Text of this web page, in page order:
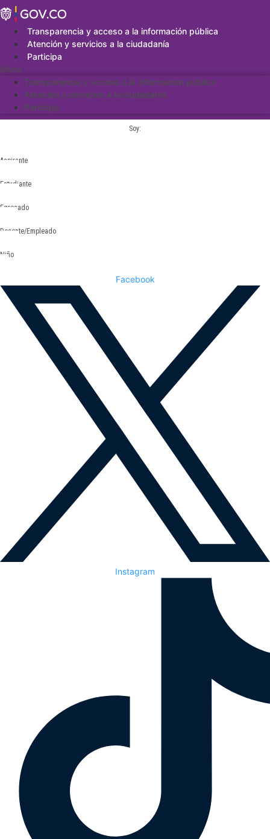
Saltar
al
contenidoTransparencia y acceso a la información pública
Atención y servicios a la ciudadanía
Participa
Menu
Transparencia y acceso a la información pública
Atención y servicios a la ciudadanía
Participa
Soy:
Aspirante
Estudiante
Egresado
Docente/Empleado
Niño
Facebook
Instagram